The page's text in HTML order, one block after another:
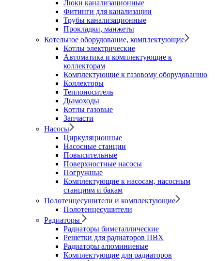
Люки канализационные
Фитинги для канализации
Трубы канализационные
Прокладки, манжеты
Котельное оборудование, комплектующие
Котлы электрические
Автоматика и комплектующие к
коллекторам
Комплектующие к газовому оборудованию
Коллекторы
Теплоноситель
Дымоходы
Котлы газовые
Запчасти
Насосы
Циркуляционные
Насосные станции
Повысительные
Поверхностные насосы
Погружные
Комплектующие к насосам, насосным
станциям и бакам
Полотенцесушители и комплектующие
Полотенцесушители
Радиаторы
Радиаторы биметаллические
Решетки для радиаторов ПВХ
Радиаторы алюминиевые
Комплектующие для радиаторов